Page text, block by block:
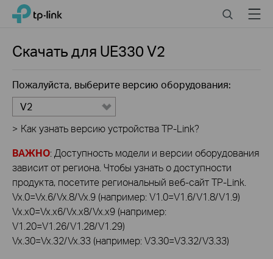
Click
navigation
TP-Link, Reliably Smart SearchMenu
Скачать для UE330V2
Пожалуйста, выберите версию оборудования:
V2
> Как узнать версию устройства TP-Link?
ВАЖНО: Доступность модели и версии оборудования
зависит от региона. Чтобы узнать о доступности
продукта, посетите региональный веб-сайт TP-Link.
Vx.0=Vx.6/Vx.8/Vx.9 (например: V1.0=V1.6/V1.8/V1.9)
Vx.x0=Vx.x6/Vx.x8/Vx.x9 (например:
V1.20=V1.26/V1.28/V1.29)
Vx.30=Vx.32/Vx.33 (например: V3.30=V3.32/V3.33)